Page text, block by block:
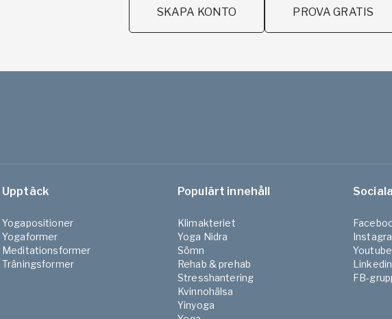
SKAPA KONTO PROVA GRATIS
Upptäck
Yogapositioner
Yogaformer
Meditationsformer
Träningsformer
Populärt innehåll
Klimakteriet
Yoga Nidra
Sömn
Rehab & prehab
Stresshantering
Kvinnohälsa
Yinyoga
Youtube
Linkedin
FB-